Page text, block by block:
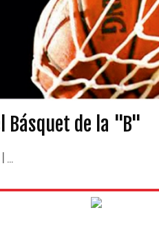
Básquet de la "B"
| ...